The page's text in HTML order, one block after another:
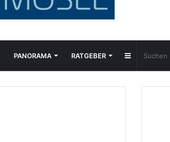
PANORAMA RATGEBER Sidebar